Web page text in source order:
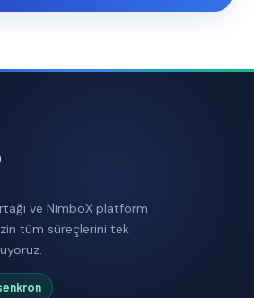
ve NimboX platform
tüm süreçlerini tek